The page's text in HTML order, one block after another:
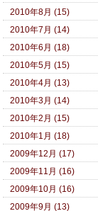
2010年8月 (15)
2010年7月 (14)
2010年6月 (18)
2010年5月 (15)
2010年4月 (13)
2010年3月 (14)
2010年2月 (15)
2010年1月 (18)
2009年12月 (17)
2009年11月 (16)
2009年10月 (16)
2009年9月 (13)